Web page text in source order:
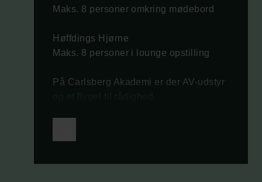
Maks. 8 personer omkring mødebord
Høffdings Hjørne
Maks. 8 personer i lounge opstilling
På Carlsberg Akademi er der AV-udstyr